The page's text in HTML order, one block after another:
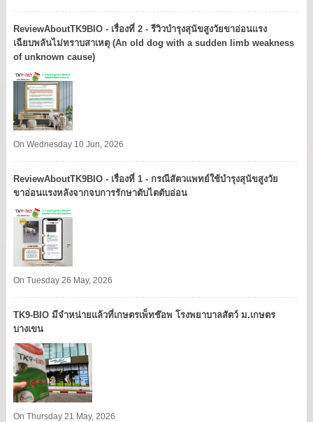
ReviewAboutTK9BIO - เรื่องที่ 2 - รีวิวบำรุงสุนัขสูงวัยขาอ่อนแรง
เฉียบพลันไม่ทราบสาเหตุ (An old dog with a sudden limb weakness
of unknown cause)
On Wednesday 10 Jun, 2026
ReviewAboutTK9BIO - เรื่องที่ 1 - กรณีสัตวแพทย์ใช้บำรุงสุนัขสูงวัย
ขาอ่อนแรงหลังจากจบการรักษาตับไตตับอ่อน
On Tuesday 26 May, 2026
TK9​-BIO มีจำหน่ายแล้วที่เกษตรเพ็ทช๊อพ โรงพยาบาลสัตว์ ม.เกษตร
บางเขน​
On Thursday 21 May, 2026